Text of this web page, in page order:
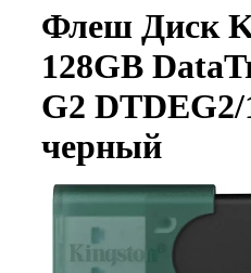
Флеш Диск
128GB
G2 DTDEG2/
черный